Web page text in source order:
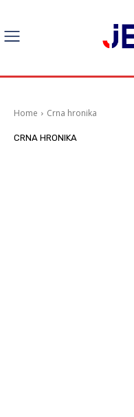
Home Crna hronika
CRNA HRONIKA